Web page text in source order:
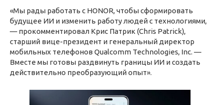
«Мы рады работать с HONOR, чтобы сформировать
будущее ИИ и изменить работу людей с технологиями,
— прокомментировал Крис Патрик (Chris Patrick),
старший вице-президент и генеральный директор
мобильных телефонов Qualcomm Technologies, Inc. —
Вместе мы готовы раздвинуть границы ИИ и создать
действительно преобразующий опыт».